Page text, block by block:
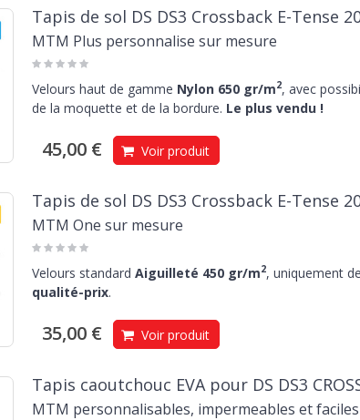
Tapis de sol DS DS3 Crossback E-Tense
MTM Plus personnalise sur mesure
Velours haut de gamme Nylon 650 gr/m2, avec
de la moquette et de la bordure. Le plus vendu !
45,00 € Voir produit
Tapis de sol DS DS3 Crossback E-Tense
MTM One sur mesure
Velours standard Aiguilleté 450 gr/m2, uniquement
qualité-prix.
35,00 € Voir produit
Tapis caoutchouc EVA pour DS DS3
MTM personnalisables, impermeables et